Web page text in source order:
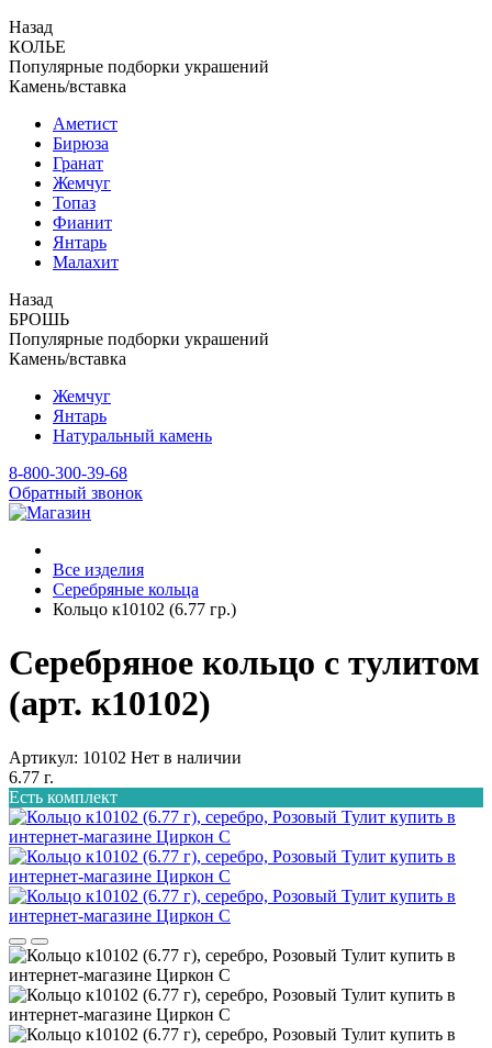
Назад
КОЛЬЕ
Популярные подборки украшений
Камень/вставка
Аметист
Бирюза
Гранат
Жемчуг
Топаз
Фианит
Янтарь
Малахит
Назад
БРОШЬ
Популярные подборки украшений
Камень/вставка
Жемчуг
Янтарь
Натуральный камень
8-800-300-39-68
Обратный звонок
Все изделия
Серебряные кольца
Кольцо к10102 (6.77 гр.)
Серебряное кольцо с тулитом
(арт. к10102)
Артикул: 10102 Нет в наличии
6.77 г.
Есть комплект